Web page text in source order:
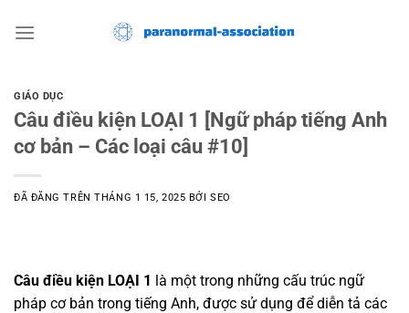
đến
GIÁO DỤC
Câu điều kiện LOẠI 1 [Ngữ pháp tiếng Anh
cơ bản – Các loại câu #10]
ĐÃ ĐĂNG TRÊNTHÁNG 1 15, 2025 BỞISEO
Câu điều kiện LOẠI 1 là một trong những cấu trúc ngữ
pháp cơ bản trong tiếng Anh, được sử dụng để diễn tả các